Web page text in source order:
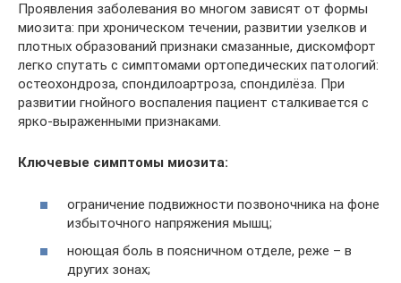
Проявления заболевания во многом зависят от формы
миозита: при хроническом течении, развитии узелков и
плотных образований признаки смазанные, дискомфорт
легко спутать с симптомами ортопедических патологий:
остеохондроза, спондилоартроза, спондилёза. При
развитии гнойного воспаления пациент сталкивается с
ярко-выраженными признаками.
Ключевые симптомы миозита:
ограничение подвижности позвоночника на фоне
избыточного напряжения мышц;
ноющая боль в поясничном отделе, реже – в
других зонах;